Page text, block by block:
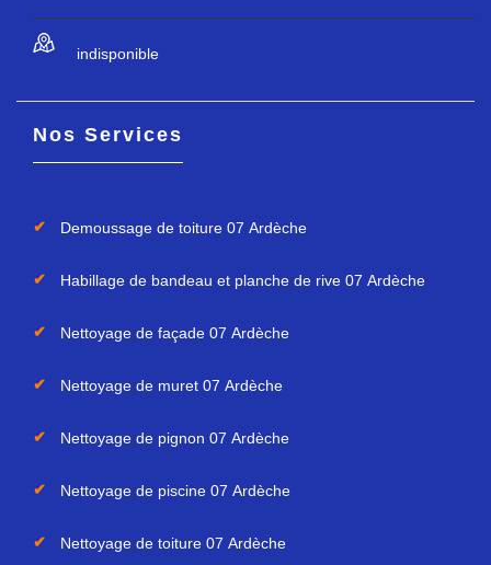
indisponible
Nos Services
Demoussage de toiture 07 Ardèche
Habillage de bandeau et planche de rive 07 Ardèche
Nettoyage de façade 07 Ardèche
Nettoyage de muret 07 Ardèche
Nettoyage de pignon 07 Ardèche
Nettoyage de piscine 07 Ardèche
Nettoyage de toiture 07 Ardèche